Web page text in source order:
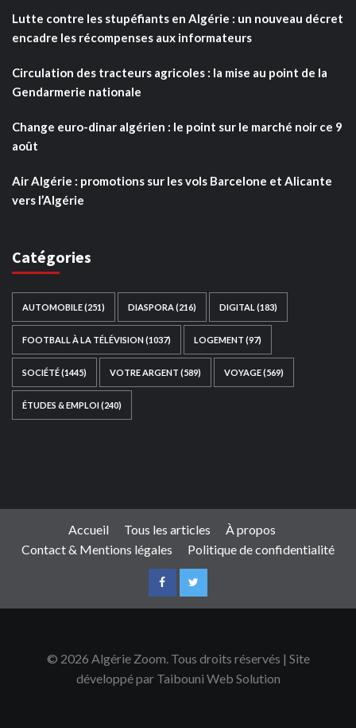
Lutte contre les stupéfiants en Algérie : un nouveau décret
encadre les récompenses aux informateurs
Circulation des tracteurs agricoles : la mise au point de la
Gendarmerie nationale
Change euro-dinar algérien : le point sur le marché noir ce 9
août
Air Algérie : promotions sur les vols Barcelone et Alicante
vers l’Algérie
Catégories
AUTOMOBILE(251) DIASPORA (216) DIGITAL (183)
FOOTBALL À LA TÉLÉVISION(1037) LOGEMENT (97)
SOCIÉTÉ(1445) VOTRE ARGENT (589) VOYAGE(569)
ÉTUDES & EMPLOI(240)
Accueil Tous les articles
À propos
Contact & Mentions légales
Politique de confidentialité
© 2026 Algérie Zoom. Tous droits réservés | Site
développé par Taibouni Web Solution